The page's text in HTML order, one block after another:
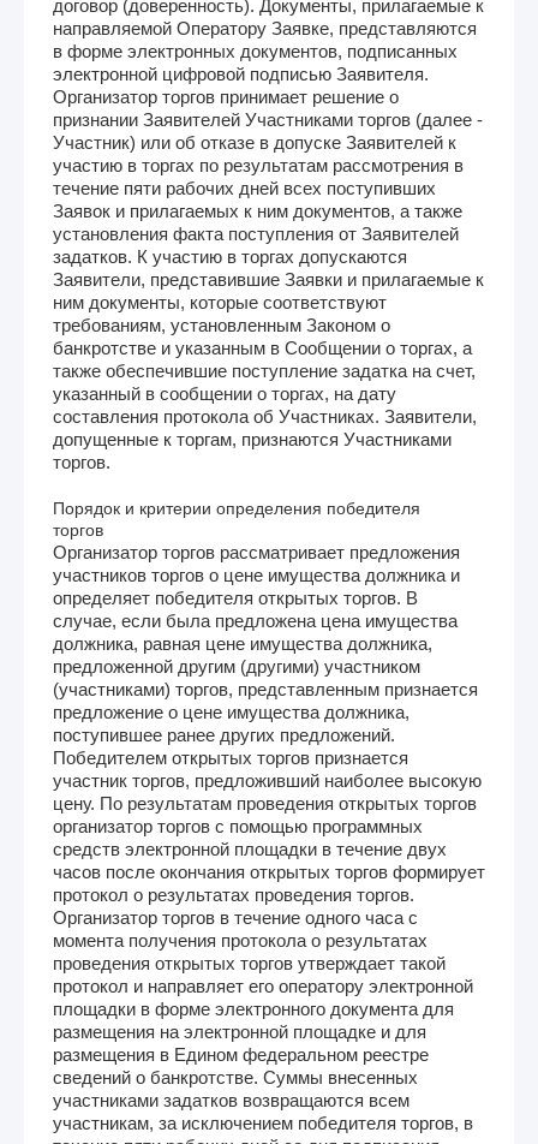
договор (доверенность). Документы, прилагаемые к
направляемой Оператору Заявке, представляются
в форме электронных документов, подписанных
электронной цифровой подписью Заявителя.
Организатор торгов принимает решение о
признании Заявителей Участниками торгов (далее -
Участник) или об отказе в допуске Заявителей к
участию в торгах по результатам рассмотрения в
течение пяти рабочих дней всех поступивших
Заявок и прилагаемых к ним документов, а также
установления факта поступления от Заявителей
задатков. К участию в торгах допускаются
Заявители, представившие Заявки и прилагаемые к
ним документы, которые соответствуют
требованиям, установленным Законом о
банкротстве и указанным в Сообщении о торгах, а
также обеспечившие поступление задатка на счет,
указанный в сообщении о торгах, на дату
составления протокола об Участниках. Заявители,
допущенные к торгам, признаются Участниками
торгов.
Порядок и критерии определения победителя
торгов
Организатор торгов рассматривает предложения
участников торгов о цене имущества должника и
определяет победителя открытых торгов. В
случае, если была предложена цена имущества
должника, равная цене имущества должника,
предложенной другим (другими) участником
(участниками) торгов, представленным признается
предложение о цене имущества должника,
поступившее ранее других предложений.
Победителем открытых торгов признается
участник торгов, предложивший наиболее высокую
цену. По результатам проведения открытых торгов
организатор торгов с помощью программных
средств электронной площадки в течение двух
часов после окончания открытых торгов формирует
протокол о результатах проведения торгов.
Организатор торгов в течение одного часа с
момента получения протокола о результатах
проведения открытых торгов утверждает такой
протокол и направляет его оператору электронной
площадки в форме электронного документа для
размещения на электронной площадке и для
размещения в Едином федеральном реестре
сведений о банкротстве. Суммы внесенных
участниками задатков возвращаются всем
участникам, за исключением победителя торгов, в